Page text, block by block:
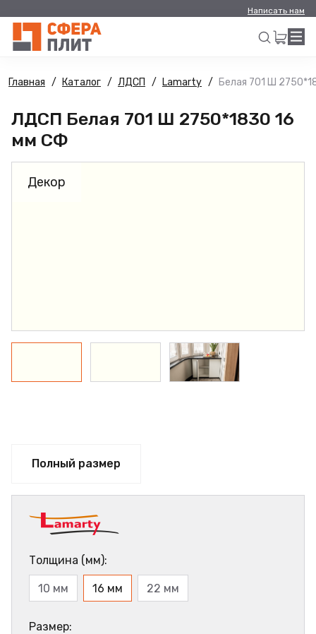
Написать нам
Искать
Главная Каталог ЛДСП Lamarty Белая 701 Ш
ЛДСП Белая 701 Ш 2750*1830 16
мм СФ
Декор
Полный размер
Толщина (мм):
10 мм 16 мм 22 мм
Размер: